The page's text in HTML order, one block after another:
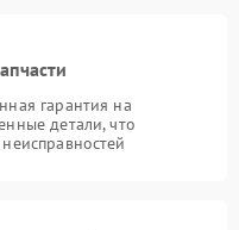
гарантия на
детали, что